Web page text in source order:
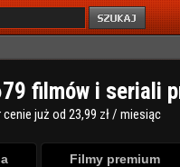
79 filmów i seriali
już od 23,99 zł / miesiąc
Filmy premium